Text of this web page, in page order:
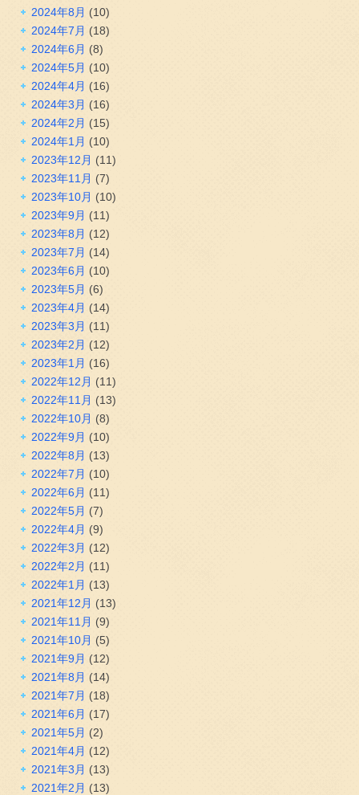
2024年8月 (10)
2024年7月 (18)
2024年6月 (8)
2024年5月 (10)
2024年4月 (16)
2024年3月 (16)
2024年2月 (15)
2024年1月 (10)
2023年12月 (11)
2023年11月 (7)
2023年10月 (10)
2023年9月 (11)
2023年8月 (12)
2023年7月 (14)
2023年6月 (10)
2023年5月 (6)
2023年4月 (14)
2023年3月 (11)
2023年2月 (12)
2023年1月 (16)
2022年12月 (11)
2022年11月 (13)
2022年10月 (8)
2022年9月 (10)
2022年8月 (13)
2022年7月 (10)
2022年6月 (11)
2022年5月 (7)
2022年4月 (9)
2022年3月 (12)
2022年2月 (11)
2022年1月 (13)
2021年12月 (13)
2021年11月 (9)
2021年10月 (5)
2021年9月 (12)
2021年8月 (14)
2021年7月 (18)
2021年6月 (17)
2021年5月 (2)
2021年4月 (12)
2021年3月 (13)
2021年2月 (13)